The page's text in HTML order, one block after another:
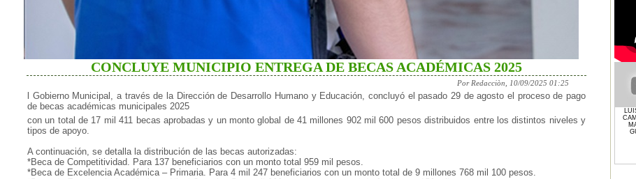
CONCLUYE MUNICIPIO ENTREGA DE BECAS ACADÉMICAS 2025
Por Redacciòn, 10/09/2025 01:25
l Gobierno Municipal, a través de la Dirección de Desarrollo Humano y Educación, concluyó el pasado 29 de agosto el proceso de pago
de becas académicas municipales 2025
con un total de 17 mil 411 becas aprobadas y un monto global de 41 millones 902 mil 600 pesos distribuidos entre los distintos niveles y
tipos de apoyo.
A continuación, se detalla la distribución de las becas autorizadas:
*Beca de Competitividad. Para 137 beneficiarios con un monto total 959 mil pesos.
*Beca de Excelencia Académica – Primaria. Para 4 mil 247 beneficiarios con un monto total de 9 millones 768 mil 100 pesos.